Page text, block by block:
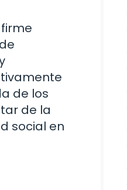
de los
de la
social en